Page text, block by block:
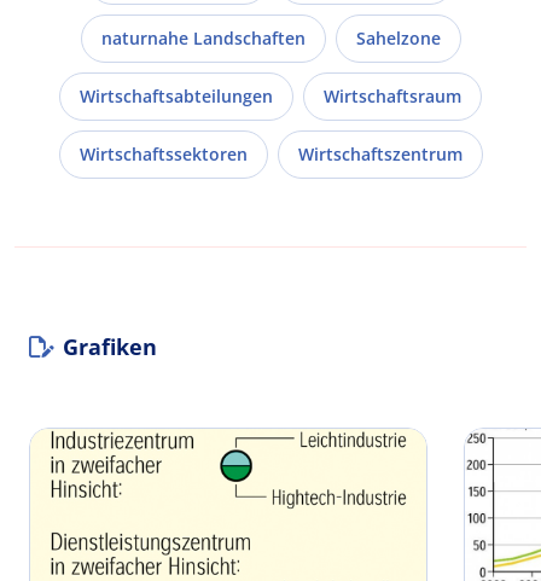
naturnahe Landschaften Sahelzone
Wirtschaftsabteilungen Wirtschaftsraum
Wirtschaftssektoren Wirtschaftszentrum
Grafiken